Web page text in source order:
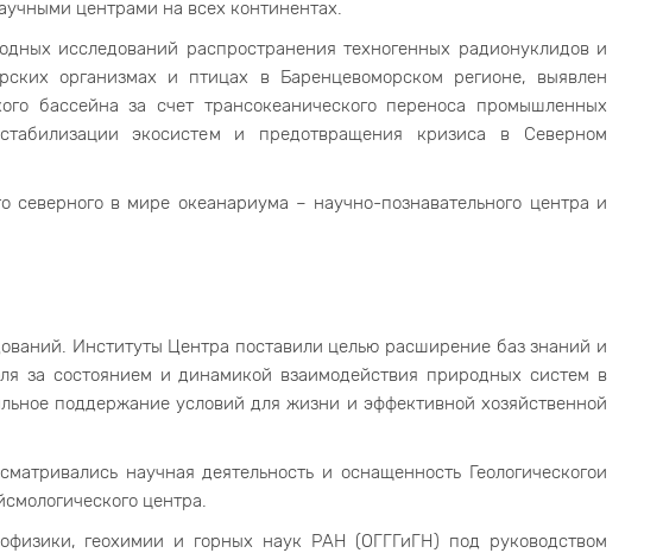
центрами на всех континентах.
исследований распространения техногенных радионуклидов и
организмах и птицах в Баренцевоморском регионе, выявлен
бассейна за счет трансокеанического переноса промышленных
экосистем и предотвращения кризиса в Северном
северного в мире океанариума – научно-познавательного центра и
Институты Центра поставили целью расширение баз знаний и
за состоянием и динамикой взаимодействия природных систем в
поддержание условий для жизни и эффективной хозяйственной
научная деятельность и оснащенность Геологическогои
центра.
геохимии и горных наук РАН (ОГГГиГН) под руководством